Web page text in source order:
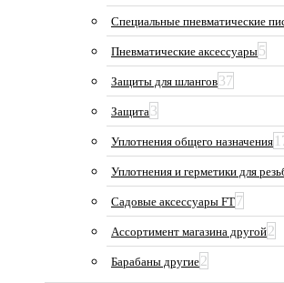
Специальные пневматические
Пневматические аксессуары5
Защиты для шлангов37
Защита3
Уплотнения общего назначения
Уплотнения и герметики для
Садовые аксессуары FT7
Ассортимент магазина другой2
Барабаны другие2